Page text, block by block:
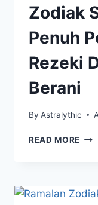
Zodiak
Penuh
Rezeki
Berani
By Astralythic
READ MORE